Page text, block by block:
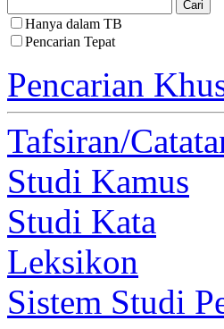
Hanya dalam TB
Pencarian Tepat
Pencarian
Tafsiran/
Studi Kamus
Studi Kata
Leksikon
Sistem Studi